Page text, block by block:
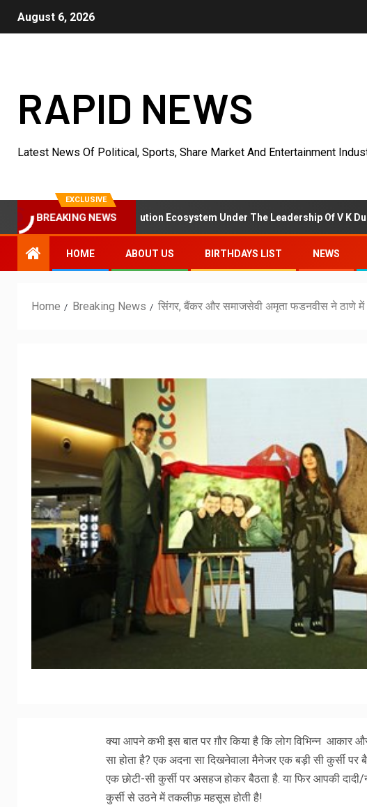
August 6, 2026
RAPID NEWS
Latest News Of Political, Sports, Share Market And Entertainment
EXCLUSIVE
BREAKING NEWS
Asset Resolution Ecosystem Under The Leadership Of V K Dubey
HOME ABOUT US BIRTHDAYS LIST NEWS
Home Breaking News सिंगर, बैंकर और समाजसेवी अमृता फडनवीस ने ठाणे में
क्या आपने कभी इस बात पर ग़ौर किया है कि लोग विभिन्न आकार
सा होता है? एक अदना सा दिखनेवाला मैनेजर एक बड़ी सी कुर्सी
एक छोटी-सी कुर्सी पर असहज होकर बैठता है. या फिर आपकी
कुर्सी से उठने में तकलीफ़ महसूस होती है!